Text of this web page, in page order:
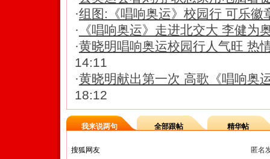
·组图:《唱响奥运》校园行 可乐徽
· 《唱响奥运》走进北交大 李健为
·黄晓明唱响奥运校园行人气旺 热
14:11
·黄晓明献出第一次 高歌《唱响奥
18:12
我来说两句 全部跟帖 精华帖
匿名